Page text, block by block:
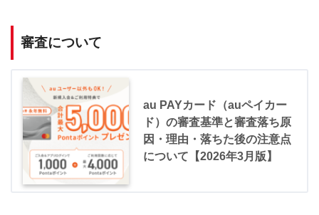
審査について
au PAYカード（auペイカー
ド）の審査基準と審査落ち原
因・理由・落ちた後の注意点
について【2026年3月版】